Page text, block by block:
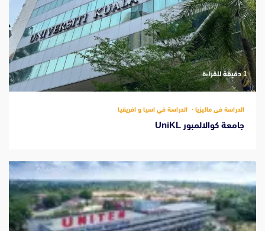
‫1 دقيقة للقراءة
الدراسة فى ماليزيا الدراسة في اسيا و افريقيا
جامعة كوالالمبور UniKL